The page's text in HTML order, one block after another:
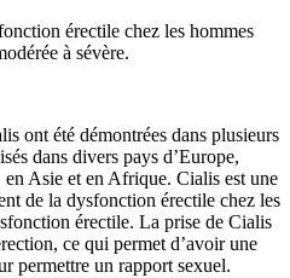
érectile chez les hommes
à sévère.
ont été démontrées dans plusieurs
dans divers pays d’Europe,
Asie et en Afrique. Cialis est une
de la dysfonction érectile chez les
érectile. La prise de Cialis
ce qui permet d’avoir une
permettre un rapport sexuel.